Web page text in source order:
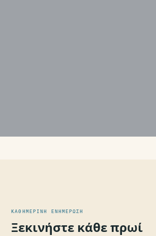
ΚΑΘΗΜΕΡΙΝΉ ΕΝΗΜΈΡΩΣΗ
Ξεκινήστε κάθε πρωί